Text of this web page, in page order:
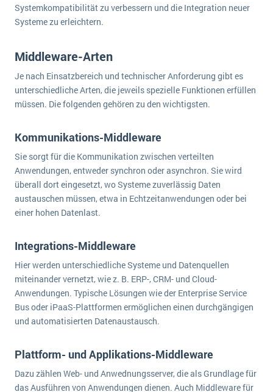
Systemkompatibilität zu verbessern und die Integration neuer
Systeme zu erleichtern.
Middleware-Arten
Je nach Einsatzbereich und technischer Anforderung gibt es
unterschiedliche Arten, die jeweils spezielle Funktionen erfüllen
müssen. Die folgenden gehören zu den wichtigsten.
Kommunikations-Middleware
Sie sorgt für die Kommunikation zwischen verteilten
Anwendungen, entweder synchron oder asynchron. Sie wird
überall dort eingesetzt, wo Systeme zuverlässig Daten
austauschen müssen, etwa in Echtzeitanwendungen oder bei
einer hohen Datenlast.
Integrations-Middleware
Hier werden unterschiedliche Systeme und Datenquellen
miteinander vernetzt, wie z. B. ERP-, CRM- und Cloud-
Anwendungen. Typische Lösungen wie der Enterprise Service
Bus oder iPaaS-Plattformen ermöglichen einen durchgängigen
und automatisierten Datenaustausch.
Plattform- und Applikations-Middleware
Dazu zählen Web- und Anwednungsserver, die als Grundlage für
das Ausführen von Anwendungen dienen. Auch Middleware für